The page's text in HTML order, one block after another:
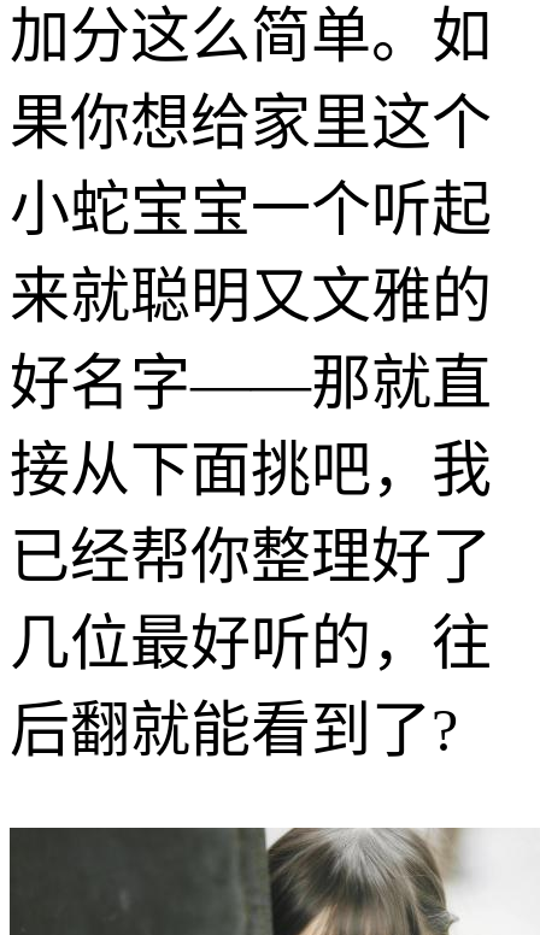
加分这么简单。如
果你想给家里这个
小蛇宝宝一个听起
来就聪明又文雅的
好名字——那就直
接从下面挑吧，我
已经帮你整理好了
几位最好听的，往
后翻就能看到了?